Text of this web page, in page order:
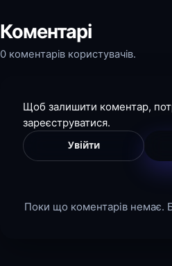
Коментарі
0 коментарів користувачів.
Щоб залишити коментар,
зареєструватися.
Увійти
Поки що коментарів немає.